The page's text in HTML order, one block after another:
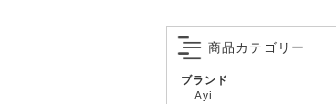
商品カテゴリー
ブランド
Ayi